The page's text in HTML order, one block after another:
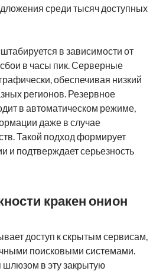
среди тысяч доступных
в зависимости от
в часы пик. Серверные
обеспечивая низкий
регионов. Резервное
в автоматическом режиме,
даже в случае
Такой подход формирует
и подтверждает серьезность
кракен онион
доступ к скрытым сервисам,
поисковыми системами.
шлюзом в эту закрытую